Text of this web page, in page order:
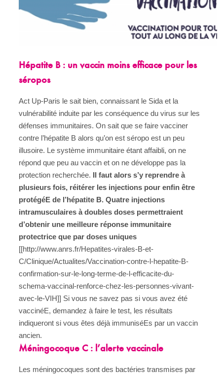
Hépatite B : un vaccin moins efficace pour les
séropos
Act Up-Paris le sait bien, connaissant le Sida et la
vulnérabilité induite par les conséquence du virus sur les
défenses immunitaires. On sait que se faire vacciner
contre l’hépatite B alors qu’on est séropo est un peu
illusoire. Le système immunitaire étant affaibli, on ne
répond que peu au vaccin et on ne développe pas la
protection recherchée. Il faut alors s’y reprendre à
plusieurs fois, réitérer les injections pour enfin être
protégéE de l’hépatite B. Quatre injections
intramusculaires à doubles doses permettraient
d’obtenir une meilleure réponse immunitaire
protectrice que par doses uniques
[[http://www.anrs.fr/Hepatites-virales-B-et-
C/Clinique/Actualites/Vaccination-contre-l-hepatite-B-
confirmation-sur-le-long-terme-de-l-efficacite-du-
schema-vaccinal-renforce-chez-les-personnes-vivant-
avec-le-VIH]] Si vous ne savez pas si vous avez été
vaccinéE, demandez à faire le test, les résultats
indiqueront si vous êtes déjà immuniséEs par un vaccin
ancien.
Méningocoque C : l’alerte vaccinale
Les méningocoques sont des bactéries transmises par